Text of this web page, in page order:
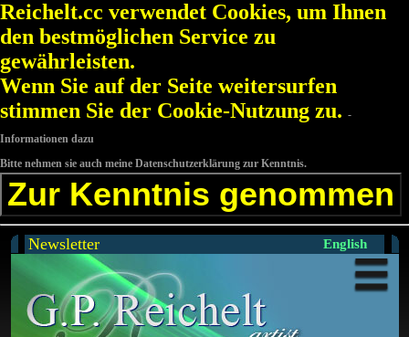
Reichelt.cc verwendet Cookies, um Ihnen
den bestmöglichen Service zu
gewährleisten.
Wenn Sie auf der Seite weitersurfen
stimmen Sie der Cookie-Nutzung zu. -
Informationen dazu
Bitte nehmen sie auch meine Datenschutzerklärung zur Kenntnis.
Zur Kenntnis genommen
Newsletter English